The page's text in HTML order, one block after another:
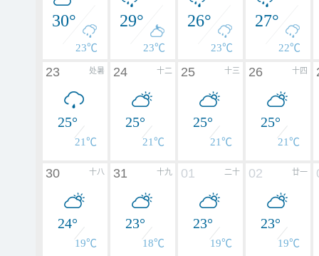
30°
23℃
29°
23℃
26°
23℃
27°
22℃
处暑
23
25°
21℃
十二
24
25°
21℃
十三
25
25°
21℃
十四
26
25°
21℃
十八
30
24°
19℃
十九
31
23°
18℃
二十
01
23°
19℃
廿一
02
23°
19℃